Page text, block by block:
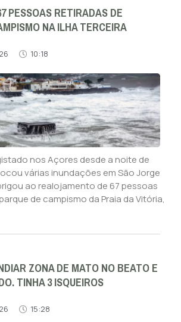
PESSOAS RETIRADAS DE
NA ILHA TERCEIRA
10:18
nos Açores desde a noite de
várias inundações em São Jorge
ao realojamento de 67 pessoas
de campismo da Praia da Vitória,
ZONA DE MATO NO BEATO E
TINHA 3 ISQUEIROS
15:28